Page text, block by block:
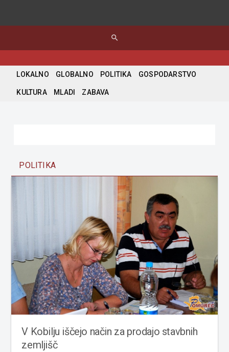
search
LOKALNO GLOBALNO POLITIKA GOSPODARSTVO
KULTURA MLADI ZABAVA
POLITIKA
V Kobilju iščejo način za prodajo stavbnih
zemljišč